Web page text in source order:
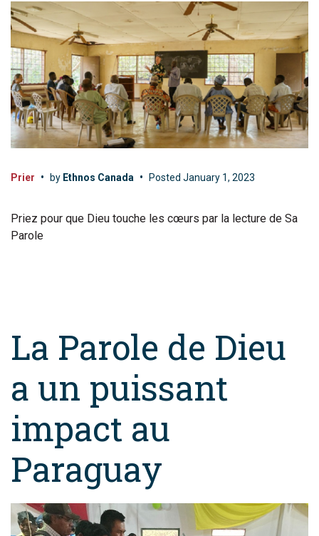
Prier • by Ethnos Canada • Posted January 1, 2023
Priez pour que Dieu touche les cœurs par la lecture de Sa
Parole
La Parole de Dieu
a un puissant
impact au
Paraguay